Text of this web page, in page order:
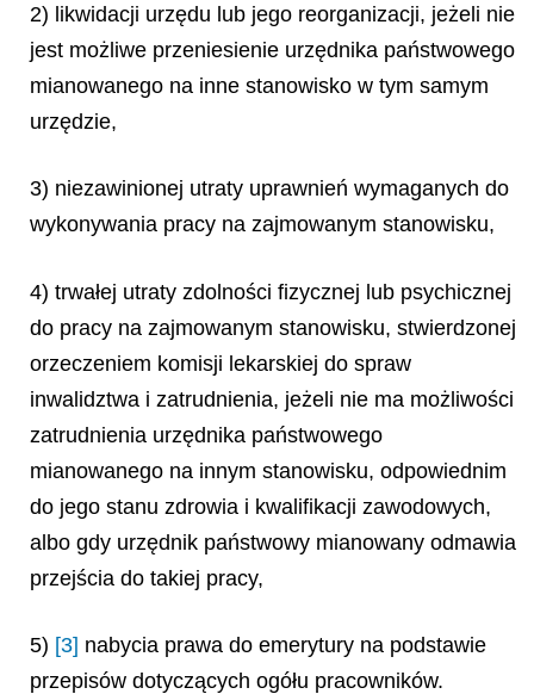
2) likwidacji urzędu lub jego reorganizacji, jeżeli nie
jest możliwe przeniesienie urzędnika państwowego
mianowanego na inne stanowisko w tym samym
urzędzie,
3) niezawinionej utraty uprawnień wymaganych do
wykonywania pracy na zajmowanym stanowisku,
4) trwałej utraty zdolności fizycznej lub psychicznej
do pracy na zajmowanym stanowisku, stwierdzonej
orzeczeniem komisji lekarskiej do spraw
inwalidztwa i zatrudnienia, jeżeli nie ma możliwości
zatrudnienia urzędnika państwowego
mianowanego na innym stanowisku, odpowiednim
do jego stanu zdrowia i kwalifikacji zawodowych,
albo gdy urzędnik państwowy mianowany odmawia
przejścia do takiej pracy,
5) [3] nabycia prawa do emerytury na podstawie
przepisów dotyczących ogółu pracowników.